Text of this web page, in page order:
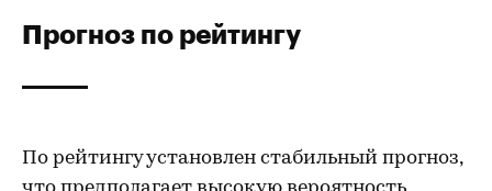
Прогноз по рейтингу
По рейтингу установлен стабильный прогноз,